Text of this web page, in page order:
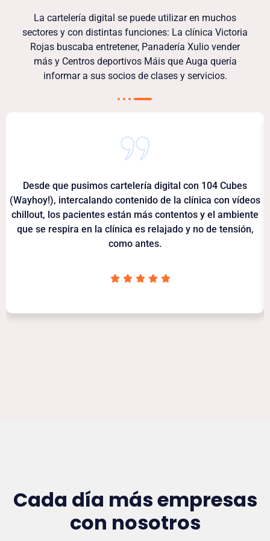
La cartelería digital se puede utilizar en muchos
sectores y con distintas funciones: La clínica Victoria
Rojas buscaba entretener, Panadería Xulio vender
más y Centros deportivos Máis que Auga quería
informar a sus socios de clases y servicios.
Desde que pusimos cartelería digital con 104 Cubes
(Wayhoy!), intercalando contenido de la clínica con vídeos
chillout, los pacientes están más contentos y el ambiente
que se respira en la clínica es relajado y no de tensión,
como antes.
Cada día más empresas
con nosotros